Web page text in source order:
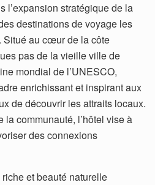
l’expansion stratégique de la
destinations de voyage les
Situé au cœur de la côte
pas de la vieille ville de
mondial de l’UNESCO,
enrichissant et inspirant aux
de découvrir les attraits locaux.
communauté, l’hôtel vise à
des connexions
et beauté naturelle